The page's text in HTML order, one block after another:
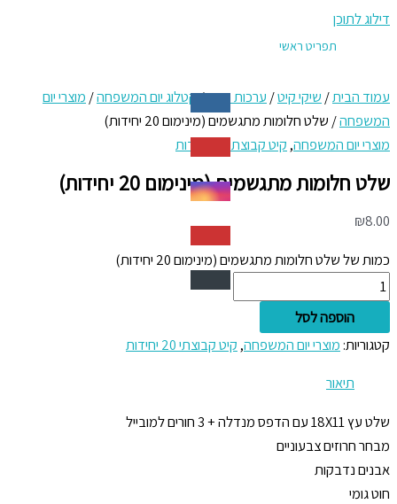
דילוג לתוכן
תפריט ראשי
עמוד הבית/ שיקי קיט/ ערכות חגים/קטלוג יום המשפחה/ מוצרי יום
המשפחה/ שלט חלומות מתגשמים (מינימום 20 יחידות)
מוצרי יום המשפחה, קיט קבוצתי 20 יחידות
שלט חלומות מתגשמים (מינימום 20 יחידות)
₪8.00
כמות של שלט חלומות מתגשמים (מינימום 20 יחידות)
הוספה לסל
קטגוריות: מוצרי יום המשפחה, קיט קבוצתי 20 יחידות
תיאור
שלט עץ 18X11 עם הדפס מנדלה + 3 חורים למובייל
מבחר חרוזים צבעוניים
אבנים נדבקות
חוט גומי